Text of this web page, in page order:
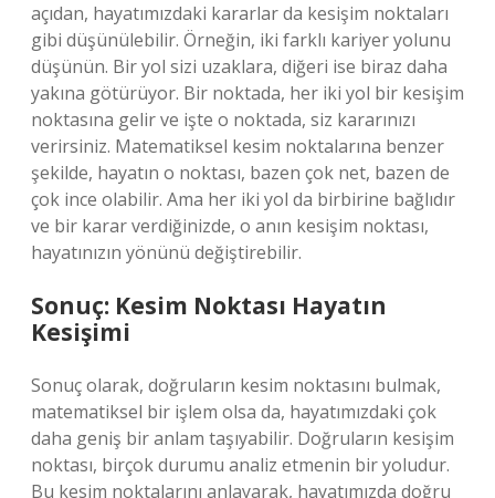
açıdan, hayatımızdaki kararlar da kesişim noktaları
gibi düşünülebilir. Örneğin, iki farklı kariyer yolunu
düşünün. Bir yol sizi uzaklara, diğeri ise biraz daha
yakına götürüyor. Bir noktada, her iki yol bir kesişim
noktasına gelir ve işte o noktada, siz kararınızı
verirsiniz. Matematiksel kesim noktalarına benzer
şekilde, hayatın o noktası, bazen çok net, bazen de
çok ince olabilir. Ama her iki yol da birbirine bağlıdır
ve bir karar verdiğinizde, o anın kesişim noktası,
hayatınızın yönünü değiştirebilir.
Sonuç: Kesim Noktası Hayatın
Kesişimi
Sonuç olarak, doğruların kesim noktasını bulmak,
matematiksel bir işlem olsa da, hayatımızdaki çok
daha geniş bir anlam taşıyabilir. Doğruların kesişim
noktası, birçok durumu analiz etmenin bir yoludur.
Bu kesim noktalarını anlayarak, hayatımızda doğru